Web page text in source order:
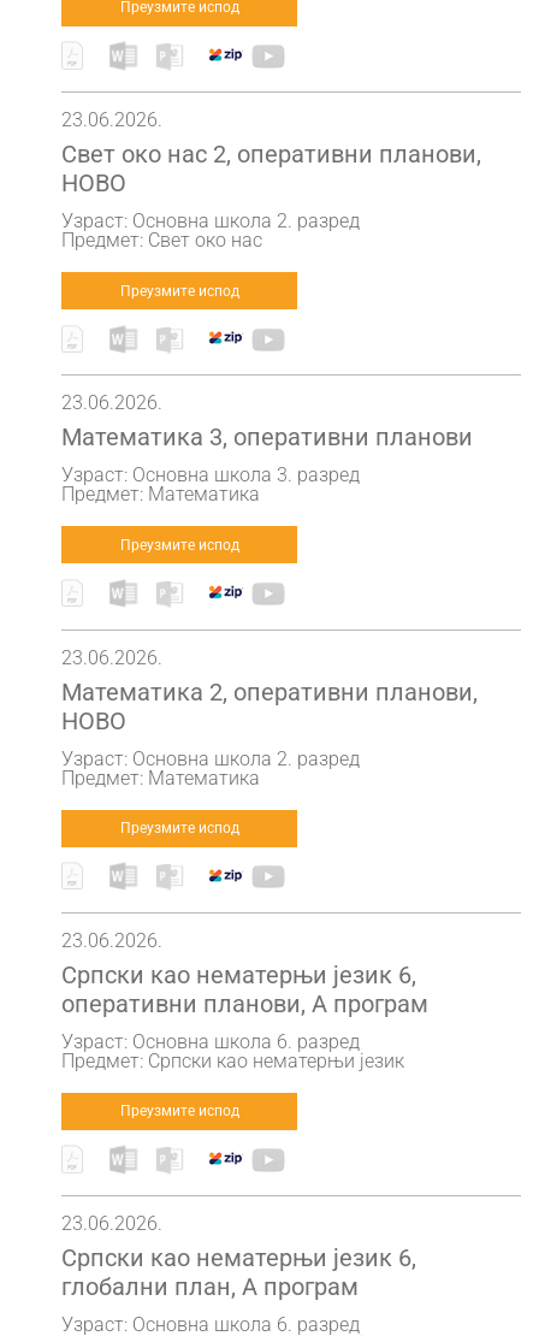
Преузмите испод
23.06.2026.
Свет око нас 2, оперативни планови,
НОВО
Узраст: Основна школа 2. разред
Предмет: Свет око нас
Преузмите испод
23.06.2026.
Математика 3, оперативни планови
Узраст: Основна школа 3. разред
Предмет: Математика
Преузмите испод
23.06.2026.
Математика 2, оперативни планови,
НОВО
Узраст: Основна школа 2. разред
Предмет: Математика
Преузмите испод
23.06.2026.
Српски као нематерњи језик 6,
оперативни планови, А програм
Узраст: Основна школа 6. разред
Предмет: Српски као нематерњи језик
Преузмите испод
23.06.2026.
Српски као нематерњи језик 6,
глобални план, А програм
Узраст: Основна школа 6. разред